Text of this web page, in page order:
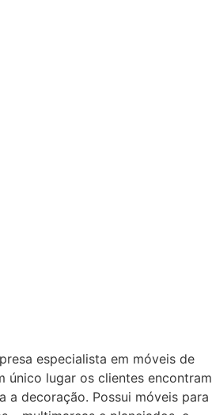
especialista em móveis de
único lugar os clientes encontram
a decoração. Possui móveis para